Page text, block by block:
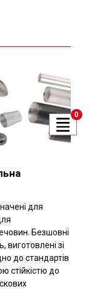
для
Безшовні
виготовлені зі
до стандартів
стійкістю до
0